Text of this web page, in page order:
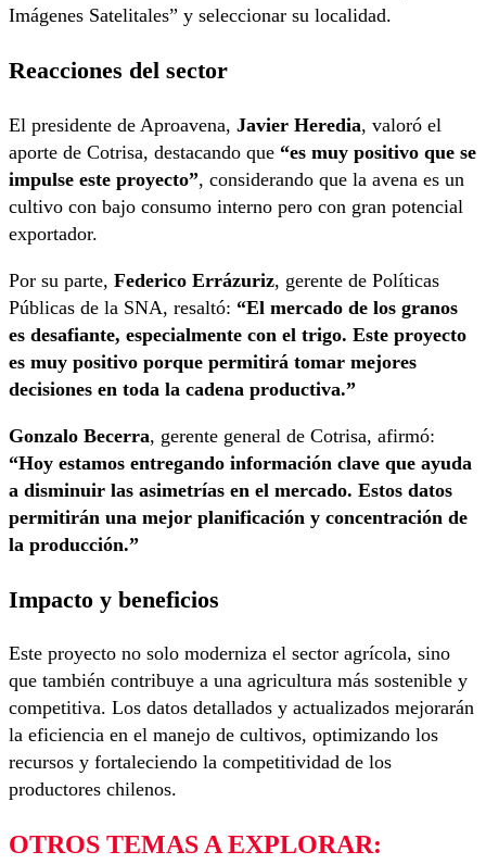
Imágenes Satelitales” y seleccionar su localidad.
Reacciones del sector
El presidente de Aproavena, Javier Heredia, valoró el
aporte de Cotrisa, destacando que “es muy positivo que se
impulse este proyecto”, considerando que la avena es un
cultivo con bajo consumo interno pero con gran potencial
exportador.
Por su parte, Federico Errázuriz, gerente de Políticas
Públicas de la SNA, resaltó: “El mercado de los granos
es desafiante, especialmente con el trigo. Este proyecto
es muy positivo porque permitirá tomar mejores
decisiones en toda la cadena productiva.”
Gonzalo Becerra, gerente general de Cotrisa, afirmó:
“Hoy estamos entregando información clave que ayuda
a disminuir las asimetrías en el mercado. Estos datos
permitirán una mejor planificación y concentración de
la producción.”
Impacto y beneficios
Este proyecto no solo moderniza el sector agrícola, sino
que también contribuye a una agricultura más sostenible y
competitiva. Los datos detallados y actualizados mejorarán
la eficiencia en el manejo de cultivos, optimizando los
recursos y fortaleciendo la competitividad de los
productores chilenos.
OTROS TEMAS A EXPLORAR: